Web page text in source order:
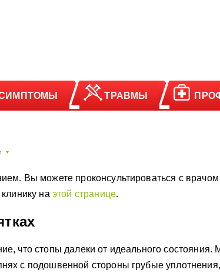
ТРАВМЫ
Вы можете проконсультироваться с врачом
на этой странице.
что стопы далеки от идеального состояния.
с подошвенной стороны грубые уплотнения,